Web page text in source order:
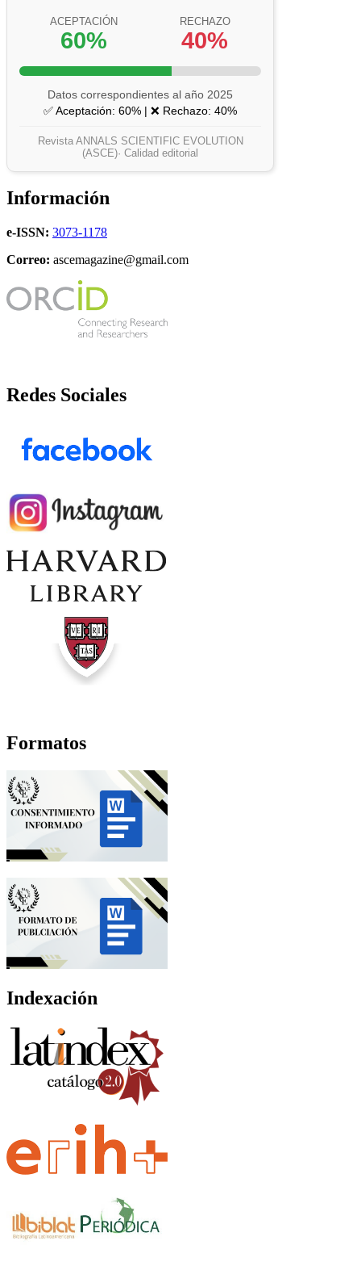
ACEPTACIÓN
60%
RECHAZO
40%
Datos correspondientes al año 2025
✅ Aceptación: 60% | ❌ Rechazo: 40%
Revista ANNALS SCIENTIFIC EVOLUTION
(ASCE)· Calidad editorial
Información
e-ISSN: 3073-1178
Correo: ascemagazine@gmail.com
Redes Sociales
Formatos
Indexación